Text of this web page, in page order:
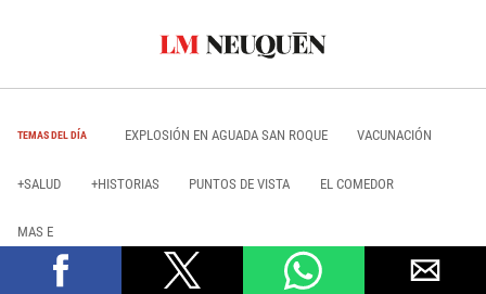
TEMAS DEL DÍA EXPLOSIÓN EN AGUADA SAN ROQUE VACUNACIÓN
+SALUD +HISTORIAS PUNTOS DE VISTA EL COMEDOR
MAS E